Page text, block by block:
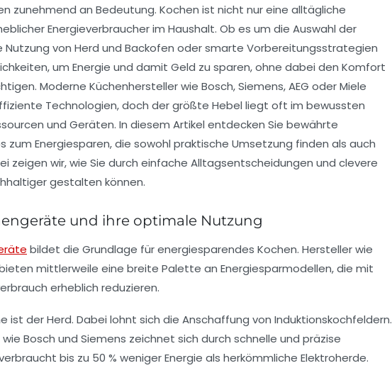
zunehmend an Bedeutung. Kochen ist nicht nur eine alltägliche
Energieverbraucher im Haushalt. Ob es um die Auswahl der
von Herd und Backofen oder smarte Vorbereitungsstrategien
um Energie und damit Geld zu sparen, ohne dabei den Komfort
Moderne Küchenhersteller wie Bosch, Siemens, AEG oder Miele
Technologien, doch der größte Hebel liegt oft im bewussten
und Geräten. In diesem Artikel entdecken Sie bewährte
zum Energiesparen, die sowohl praktische Umsetzung finden als auch
zeigen wir, wie Sie durch einfache Alltagsentscheidungen und clevere
gestalten können.
und ihre optimale Nutzung
bildet die Grundlage für energiesparendes Kochen. Hersteller wie
mittlerweile eine breite Palette an Energiesparmodellen, die mit
erheblich reduzieren.
ist der Herd. Dabei lohnt sich die Anschaffung von Induktionskochfeldern.
Bosch und Siemens zeichnet sich durch schnelle und präzise
bis zu 50 % weniger Energie als herkömmliche Elektroherde.